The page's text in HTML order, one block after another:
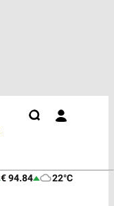
€ 94.84 22°C